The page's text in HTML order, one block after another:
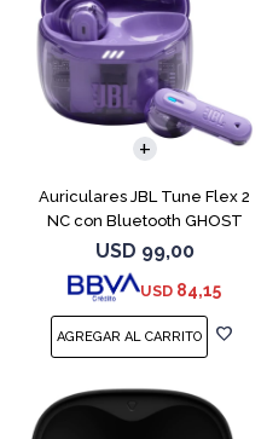
Auriculares JBL Tune Flex 2
NC con Bluetooth GHOST
EDITION
USD 99,00
USD 84,15